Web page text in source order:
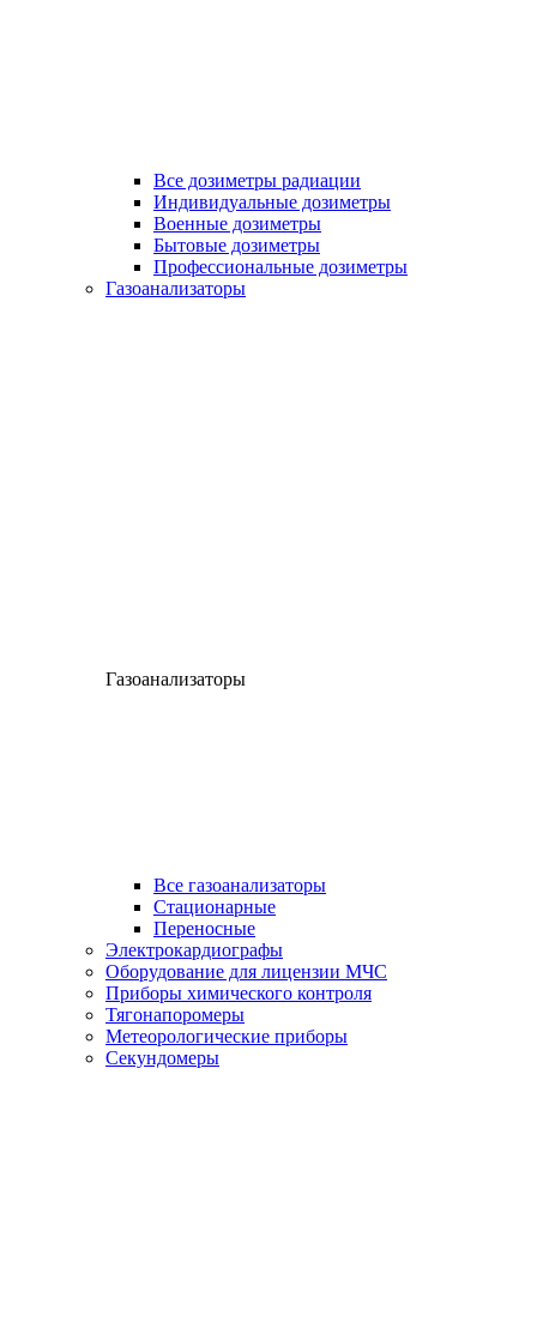
Все дозиметры радиации
Индивидуальные дозиметры
Военные дозиметры
Бытовые дозиметры
Профессиональные дозиметры
Газоанализаторы
Газоанализаторы
Все газоанализаторы
Cтационарные
Переносные
Электрокардиографы
Оборудование для лицензии МЧС
Приборы химического контроля
Тягонапоромеры
Метеорологические приборы
Секундомеры